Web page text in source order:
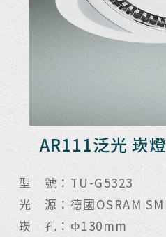
AR111泛光 崁
型 號：TU-G5323
光 源：德國OSRAM
崁 孔：Φ130mm